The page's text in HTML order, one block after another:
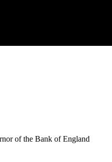
of the Bank of England